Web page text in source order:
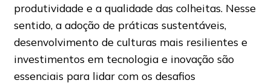
produtividade e a qualidade das colheitas. Nesse
sentido, a adoção de práticas sustentáveis,
desenvolvimento de culturas mais resilientes e
investimentos em tecnologia e inovação são
essenciais para lidar com os desafios